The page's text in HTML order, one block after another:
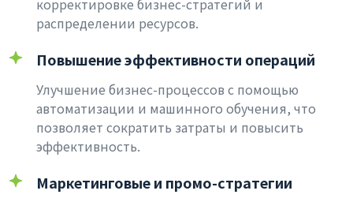
корректировке бизнес-стратегий и
распределении ресурсов.
Повышение эффективности операций
Улучшение бизнес-процессов с помощью
автоматизации и машинного обучения, что
позволяет сократить затраты и повысить
эффективность.
Маркетинговые и промо-стратегии